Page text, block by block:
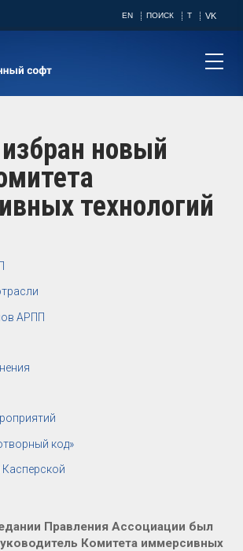
EN ПОИСК T VK
новый
технологий
АРПП
код»
Правления Ассоциации был
Комитета иммерсивных